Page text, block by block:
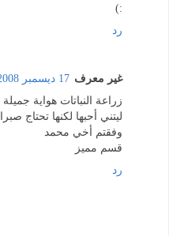
:)
رد
غير معرف 17 ديسمبر 2008 في 11:33 ص
زراعة النباتات هواية جميلة
ليتني أحبها لكنها تحتاج صبرا
وفقتم أخي محمد
قسم مميز
رد